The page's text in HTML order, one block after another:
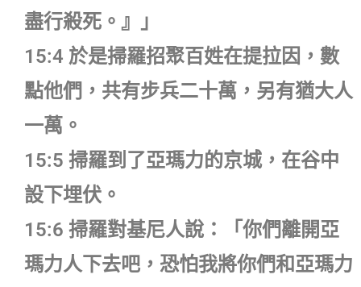
盡行殺死。』」
15:4 於是掃羅招聚百姓在提拉因，數
點他們，共有步兵二十萬，另有猶大人
一萬。
15:5 掃羅到了亞瑪力的京城，在谷中
設下埋伏。
15:6 掃羅對基尼人說：「你們離開亞
瑪力人下去吧，恐怕我將你們和亞瑪力